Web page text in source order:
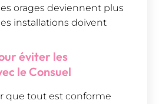
orages deviennent plus
installations doivent
éviter les
le Consuel
que tout est conforme